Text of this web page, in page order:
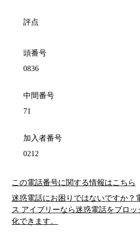
評点
頭番号
0836
中間番号
71
加入者番号
0212
この電話番号に関する情報はこちら
迷惑電話にお困りではないですか？
ス アイブリーなら迷惑電話をブロ
化できます。